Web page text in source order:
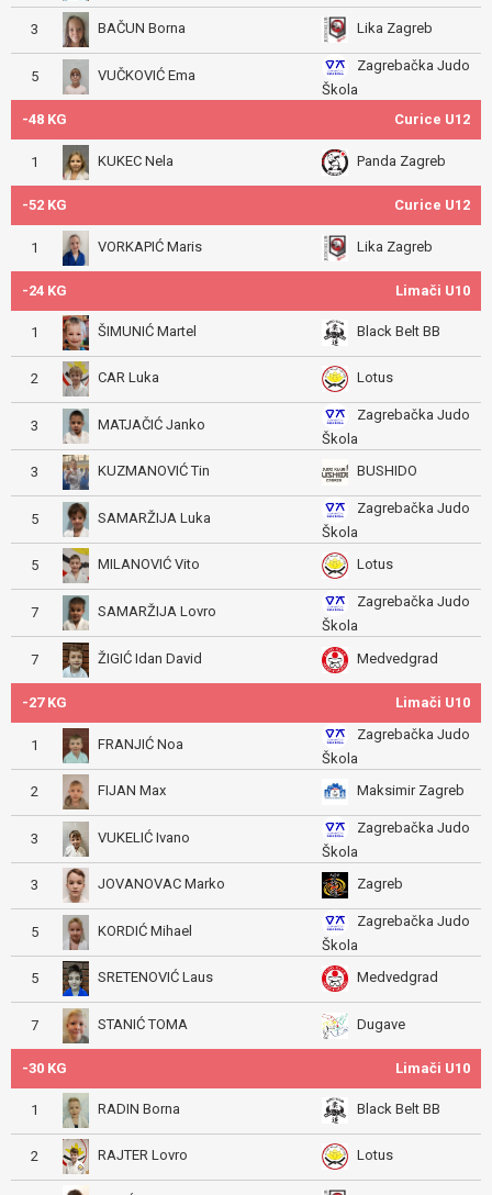
3 BAČUN Borna Lika Zagreb
5 VUČKOVIĆ Ema
Zagrebačka Judo
Škola
-48 KG
Curice U12
1 KUKEC Nela Panda Zagreb
-52 KG Curice U12
1 VORKAPIĆ Maris Lika Zagreb
-24 KG Limači U10
1 ŠIMUNIĆ Martel Black Belt BB
2 CAR Luka Lotus
3 MATJAČIĆ Janko
Zagrebačka Judo
Škola
3
KUZMANOVIĆ Tin BUSHIDO
5 SAMARŽIJA Luka
Zagrebačka Judo
Škola
5
MILANOVIĆ Vito Lotus
7 SAMARŽIJA Lovro
Zagrebačka Judo
Škola
7 ŽIGIĆ Idan David Medvedgrad
-27 KG Limači U10
1 FRANJIĆ Noa
Zagrebačka Judo
Škola
2
FIJAN Max Maksimir Zagreb
3 VUKELIĆ Ivano
Zagrebačka Judo
Škola
3
JOVANOVAC Marko Zagreb
5 KORDIĆ Mihael
Zagrebačka Judo
Škola
5
SRETENOVIĆ Laus Medvedgrad
7 STANIĆ TOMA Dugave
-30 KG Limači U10
1 RADIN Borna Black Belt BB
2 RAJTER Lovro Lotus